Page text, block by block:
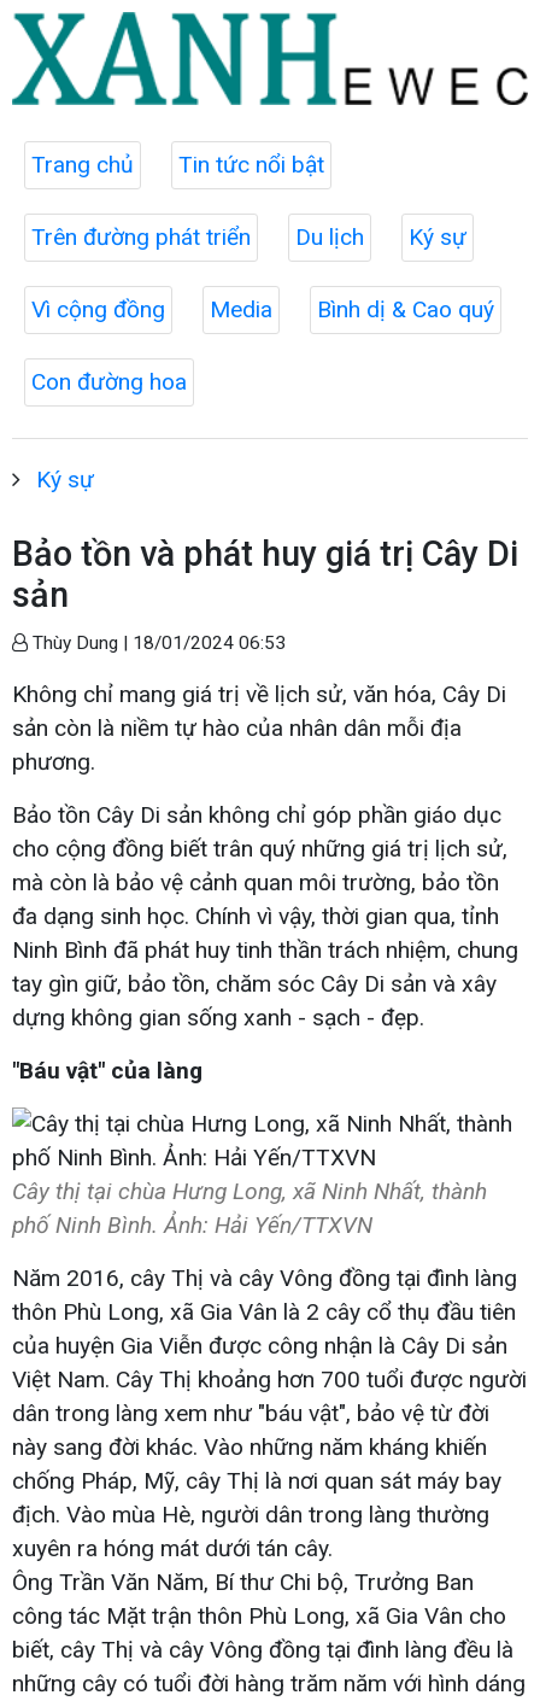
Trang chủ Tin tức nổi bật
Trên đường phát triển Du lịch Ký sự
Vì cộng đồng Media Bình dị & Cao quý
Con đường hoa
Ký sự
Bảo tồn và phát huy giá trị Cây Di
sản
Thùy Dung | 18/01/2024 06:53
Không chỉ mang giá trị về lịch sử, văn hóa, Cây Di
sản còn là niềm tự hào của nhân dân mỗi địa
phương.
Bảo tồn Cây Di sản không chỉ góp phần giáo dục
cho cộng đồng biết trân quý những giá trị lịch sử,
mà còn là bảo vệ cảnh quan môi trường, bảo tồn
đa dạng sinh học. Chính vì vậy, thời gian qua, tỉnh
Ninh Bình đã phát huy tinh thần trách nhiệm, chung
tay gìn giữ, bảo tồn, chăm sóc Cây Di sản và xây
dựng không gian sống xanh - sạch - đẹp.
"Báu vật" của làng
Cây thị tại chùa Hưng Long, xã Ninh Nhất, thành
phố Ninh Bình. Ảnh: Hải Yến/TTXVN
Năm 2016, cây Thị và cây Vông đồng tại đình làng
thôn Phù Long, xã Gia Vân là 2 cây cổ thụ đầu tiên
của huyện Gia Viễn được công nhận là Cây Di sản
Việt Nam. Cây Thị khoảng hơn 700 tuổi được người
dân trong làng xem như "báu vật", bảo vệ từ đời
này sang đời khác. Vào những năm kháng khiến
chống Pháp, Mỹ, cây Thị là nơi quan sát máy bay
địch. Vào mùa Hè, người dân trong làng thường
xuyên ra hóng mát dưới tán cây.
Ông Trần Văn Năm, Bí thư Chi bộ, Trưởng Ban
công tác Mặt trận thôn Phù Long, xã Gia Vân cho
biết, cây Thị và cây Vông đồng tại đình làng đều là
những cây có tuổi đời hàng trăm năm với hình dáng